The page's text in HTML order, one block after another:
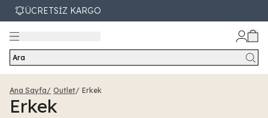
ÜCRETSİZ KARGO
Ara
Ana Sayfa/ Outlet/ Erkek
Erkek